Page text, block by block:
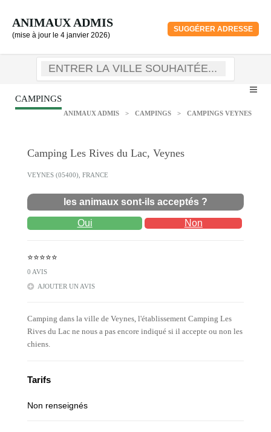
ANIMAUX ADMIS
(mise à jour le 4 janvier 2026)
SUGGÉRER ADRESSE
CAMPINGS
ANIMAUX ADMIS > CAMPINGS > CAMPINGS VEYNES
Camping Les Rives du Lac, Veynes
VEYNES (05400), FRANCE
les animaux sont-ils acceptés ?
Oui Non
⭐⭐⭐⭐⭐
0 AVIS
AJOUTER UN AVIS
Camping dans la ville de Veynes, l'établissement Camping Les
Rives du Lac ne nous a pas encore indiqué si il accepte ou non les
chiens.
Tarifs
Non renseignés